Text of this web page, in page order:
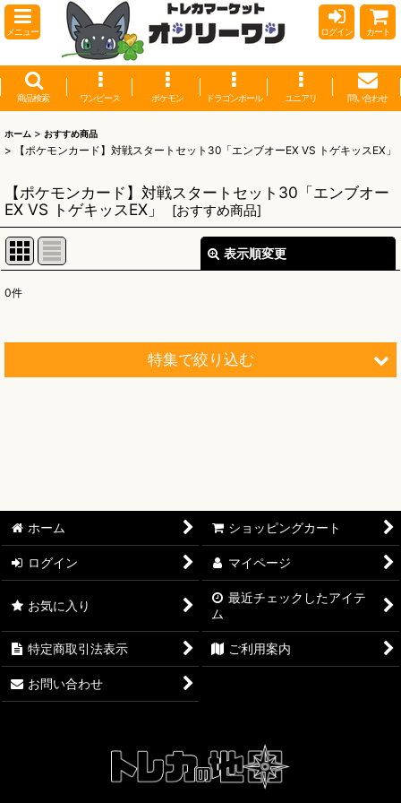
メニュー ログイン カート
商品検索 ワンピース ポケモン ドラゴンボール ユニアリ 問い合わせ
ホーム > おすすめ商品
> 【ポケモンカード】対戦スタートセット30「エンブオーEX VS トゲキッスEX」
【ポケモンカード】対戦スタートセット30「エンブオー
EX VS トゲキッスEX」
[おすすめ商品]
表示順変更
0件
特集で絞り込む
【ワンピースカード】ブースターパック 決戦の刻【OP-16】
【ワンピースカード】ブースターパック 神の島の冒険【OP-
【ワンピースカード】エクストラブースター EGGHEAD
CRISIS【EB-04】
【ワンピースカード】ブースターパック 蒼海の七傑【OP-14】
【ワンピースカード】ブースターパック 受け継がれる意志
ホーム ショッピングカート
ログイン マイページ
お気に入り
最近チェックしたアイテ
ム
特定商取引法表示 ご利用案内
お問い合わせ